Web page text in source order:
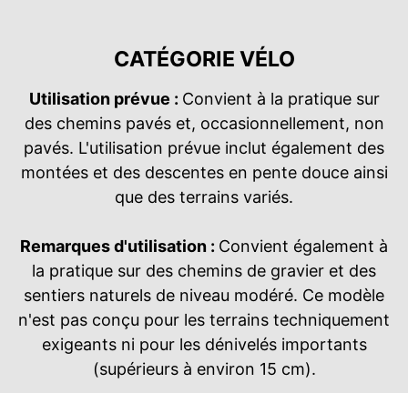
CATÉGORIE VÉLO
Utilisation prévue : Convient à la pratique sur
des chemins pavés et, occasionnellement, non
pavés. L'utilisation prévue inclut également des
montées et des descentes en pente douce ainsi
que des terrains variés.
Remarques d'utilisation : Convient également à
la pratique sur des chemins de gravier et des
sentiers naturels de niveau modéré. Ce modèle
n'est pas conçu pour les terrains techniquement
exigeants ni pour les dénivelés importants
(supérieurs à environ 15 cm).​